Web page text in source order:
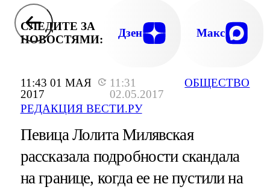
11:43 01 МАЯ
2017
11:31
02.05.2017
РЕДАКЦИЯ ВЕСТИ.РУ
ОБЩЕСТВО
СЛЕДИТЕ ЗА
НОВОСТЯМИ:
Дзен Макс
Певица Лолита Милявская
рассказала подробности скандала
на границе, когда ее не пустили на